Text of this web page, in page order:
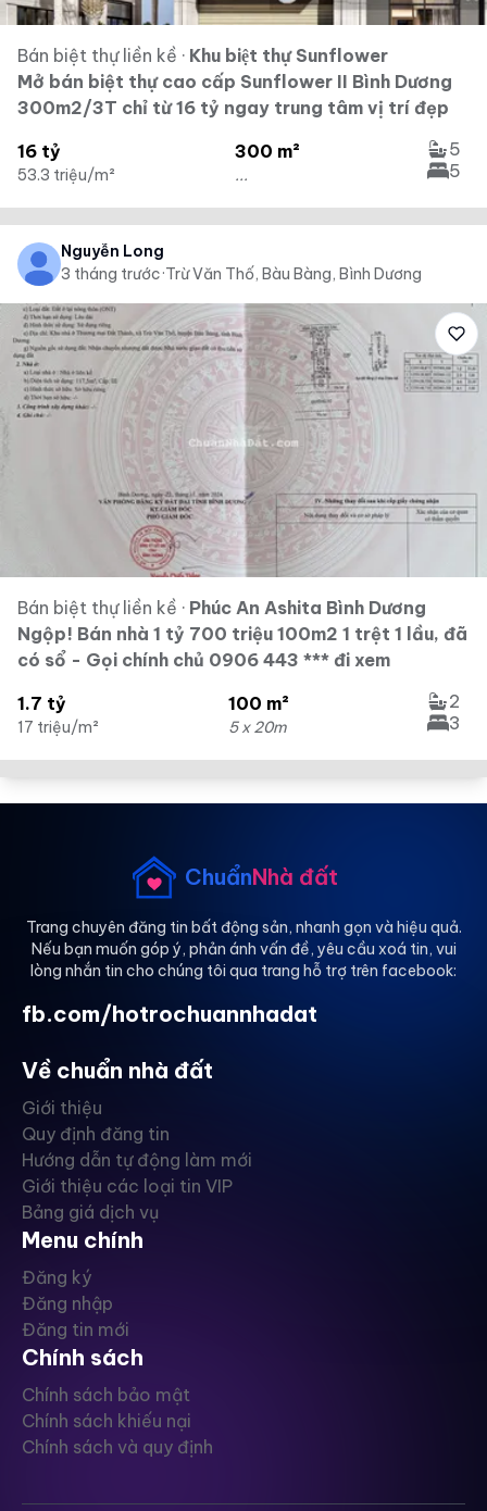
Bán biệt thự liền kề · Khu biệt thự Sunflower
Mở bán biệt thự cao cấp Sunflower II Bình Dương
300m2/3T chỉ từ 16 tỷ ngay trung tâm vị trí đẹp
16 tỷ
53.3 triệu/m²
300 m²
...
5
5
Nguyễn Long
3 tháng trước·Trừ Văn Thố, Bàu Bàng, Bình Dương
Bán biệt thự liền kề · Phúc An Ashita Bình Dương
Ngộp! Bán nhà 1 tỷ 700 triệu 100m2 1 trệt 1 lầu, đã
có sổ - Gọi chính chủ 0906 443 *** đi xem
1.7 tỷ
17 triệu/m²
100 m²
5 x 20m
2
3
ChuẩnNhà đất
Trang chuyên đăng tin bất động sản, nhanh gọn và hiệu quả.
Nếu bạn muốn góp ý, phản ánh vấn đề, yêu cầu xoá tin, vui
lòng nhắn tin cho chúng tôi qua trang hỗ trợ trên facebook:
fb.com/hotrochuannhadat
Về chuẩn nhà đất
Giới thiệu
Quy định đăng tin
Hướng dẫn tự động làm mới
Giới thiệu các loại tin VIP
Bảng giá dịch vụ
Menu chính
Đăng ký
Đăng nhập
Đăng tin mới
Chính sách
Chính sách bảo mật
Chính sách khiếu nại
Chính sách và quy định